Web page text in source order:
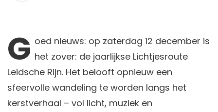
G oed nieuws: op zaterdag 12 december is
het zover: de jaarlijkse Lichtjesroute
Leidsche Rijn. Het belooft opnieuw een
sfeervolle wandeling te worden langs het
kerstverhaal – vol licht, muziek en